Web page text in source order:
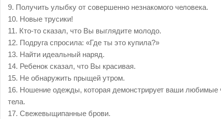
9. Получить улыбку от совершенно незнакомого человека.
10. Новые трусики!
11. Кто-то сказал, что Вы выглядите молодо.
12. Подруга спросила: «Где ты это купила?»
13. Найти идеальный наряд.
14. Ребенок сказал, что Вы красивая.
15. Не обнаружить прыщей утром.
16. Ношение одежды, которая демонстрирует ваши любимые
тела.
17. Свежевыщипанные брови.